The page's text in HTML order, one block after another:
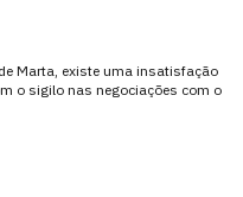
Marta, existe uma insatisfação
o sigilo nas negociações com o